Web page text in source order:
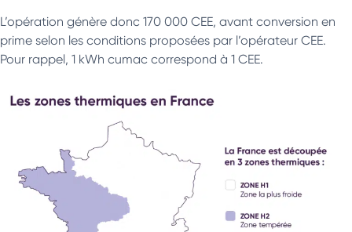
L’opération génère donc 170 000 CEE, avant conversion en
prime selon les conditions proposées par l’opérateur CEE.
Pour rappel, 1 kWh cumac correspond à 1 CEE.